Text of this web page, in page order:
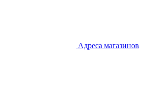
Адреса магазинов